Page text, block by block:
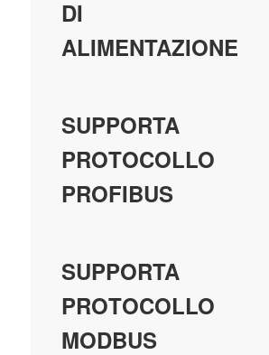
DI
ALIMENTAZIONE
SUPPORTA
PROTOCOLLO
PROFIBUS
SUPPORTA
PROTOCOLLO
MODBUS